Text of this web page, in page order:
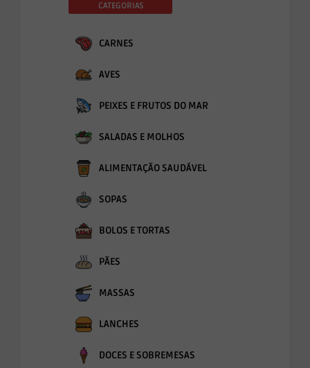
CATEGORIAS
CARNES
AVES
PEIXES E FRUTOS DO MAR
SALADAS E MOLHOS
ALIMENTAÇÃO SAUDÁVEL
SOPAS
BOLOS E TORTAS
PÃES
MASSAS
LANCHES
DOCES E SOBREMESAS